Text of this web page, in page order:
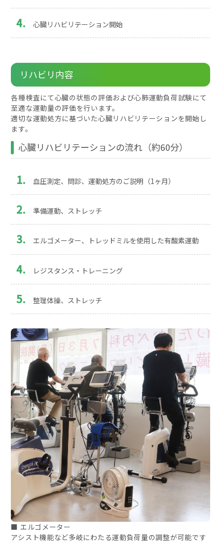
心臓リハビリテーション開始
リハビリ内容
各種検査にて心臓の状態の評価および心肺運動負荷試験にて
至適な運動量の評価を行います。
適切な運動処方に基づいた心臓リハビリテーションを開始し
ます。
心臓リハビリテーションの流れ（約60分）
血圧測定、問診、運動処方のご説明（1ヶ月）
準備運動、ストレッチ
エルゴメーター、トレッドミルを使用した有酸素運動
レジスタンス・トレーニング
整理体操、ストレッチ
■ エルゴメーター
アシスト機能など多岐にわたる運動負荷量の調整が可能です